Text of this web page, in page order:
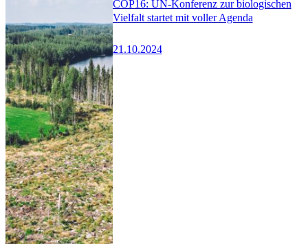
COP16: UN-Konferenz zur biologischen
Vielfalt startet mit voller Agenda
21.10.2024